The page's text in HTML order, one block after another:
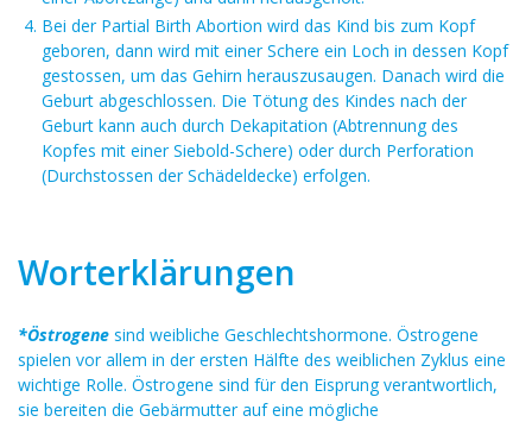
Bei der Partial Birth Abortion wird das Kind bis zum Kopf
geboren, dann wird mit einer Schere ein Loch in dessen Kopf
gestossen, um das Gehirn herauszusaugen. Danach wird die
Geburt abgeschlossen. Die Tötung des Kindes nach der
Geburt kann auch durch Dekapitation (Abtrennung des
Kopfes mit einer Siebold-Schere) oder durch Perforation
(Durchstossen der Schädeldecke) erfolgen.
Worterklärungen
*Östrogene sind weibliche Geschlechtshormone. Östrogene
spielen vor allem in der ersten Hälfte des weiblichen Zyklus eine
wichtige Rolle. Östrogene sind für den Eisprung verantwortlich,
sie bereiten die Gebärmutter auf eine mögliche